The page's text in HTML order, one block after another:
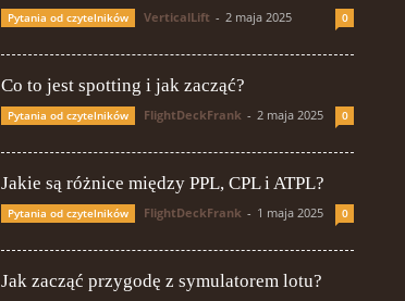
Pytania od czytelników VerticalLift - 2 maja 2025 0
Co to jest spotting i jak zacząć?
Pytania od czytelników FlightDeckFrank - 2 maja 2025 0
Jakie są różnice między PPL, CPL i ATPL?
Pytania od czytelników FlightDeckFrank - 1 maja 2025 0
Jak zacząć przygodę z symulatorem lotu?